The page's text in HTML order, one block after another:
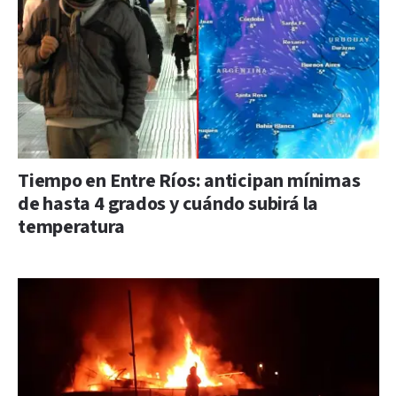
Tiempo en Entre Ríos: anticipan mínimas
de hasta 4 grados y cuándo subirá la
temperatura